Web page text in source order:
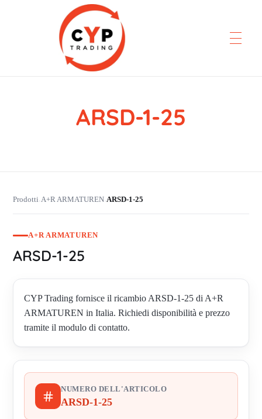
CYP Trading
ARSD-1-25
Prodotti›A+R ARMATUREN›ARSD-1-25
A+R ARMATUREN
ARSD-1-25
CYP Trading fornisce il ricambio ARSD-1-25 di A+R
ARMATUREN in Italia. Richiedi disponibilità e prezzo
tramite il modulo di contatto.
NUMERO DELL'ARTICOLO
ARSD-1-25